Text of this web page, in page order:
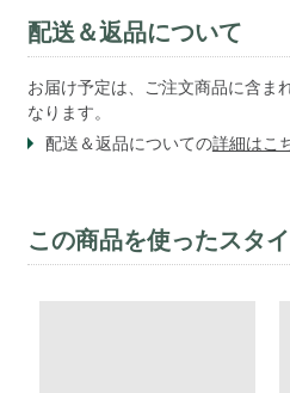
配送＆返品について
お届け予定は、ご注文商品に含ま
なります。
配送＆返品についての詳細はこ
この商品を使ったスタ